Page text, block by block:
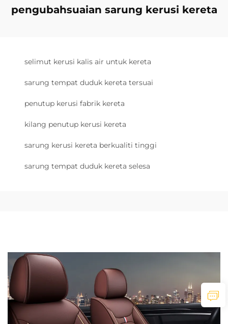
pengubahsuaian sarung kerusi kereta
selimut kerusi kalis air untuk kereta
sarung tempat duduk kereta tersuai
penutup kerusi fabrik kereta
kilang penutup kerusi kereta
sarung kerusi kereta berkualiti tinggi
sarung tempat duduk kereta selesa